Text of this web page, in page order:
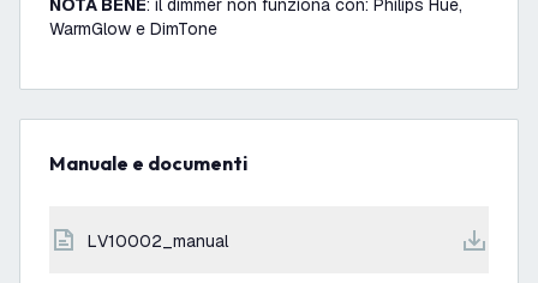
NOTA BENE: il dimmer non funziona con: Philips Hue,
WarmGlow e DimTone
Manuale e documenti
LV10002_manual